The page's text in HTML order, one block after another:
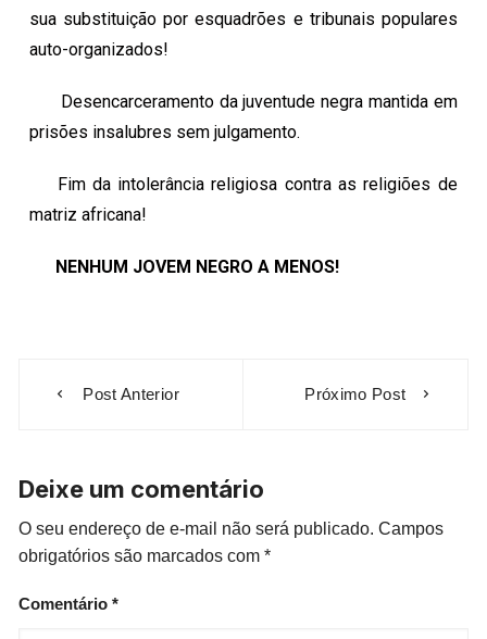
sua substituição por esquadrões e tribunais populares
auto-organizados!
Desencarceramento da juventude negra mantida em
prisões insalubres sem julgamento.
Fim da intolerância religiosa contra as religiões de
matriz africana!
NENHUM JOVEM NEGRO A MENOS!
Post Anterior Próximo Post
Deixe um comentário
O seu endereço de e-mail não será publicado. Campos
obrigatórios são marcados com*
Comentário*